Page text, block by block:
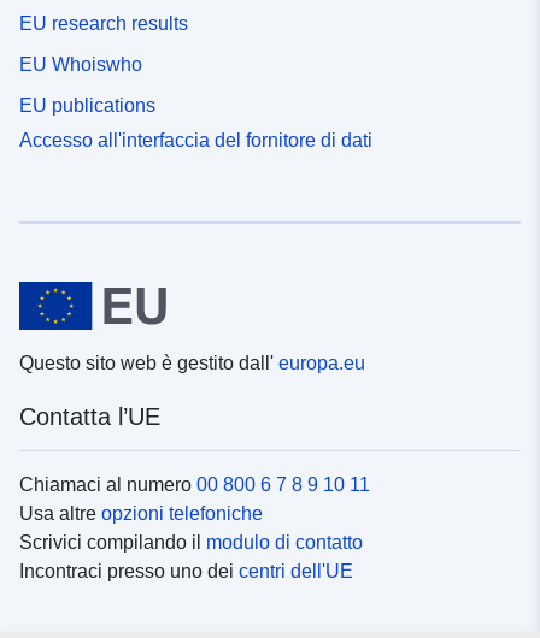
EU research results
EU Whoiswho
EU publications
Accesso all'interfaccia del fornitore di dati
Questo sito web è gestito dall' europa.eu
Contatta l’UE
Chiamaci al numero 00 800 6 7 8 9 10 11
Usa altre opzioni telefoniche
Scrivici compilando il modulo di contatto
Incontraci presso uno dei centri dell'UE